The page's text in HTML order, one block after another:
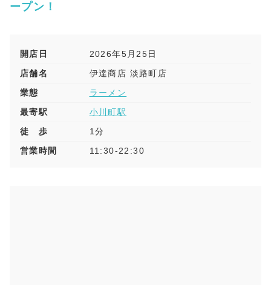
ープン！
開店日
2026年5月25日
店舗名
伊達商店 淡路町店
業態
ラーメン
最寄駅
小川町駅
徒 歩
1分
営業時間
11:30-22:30